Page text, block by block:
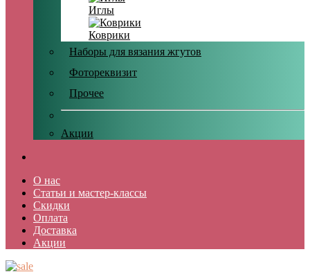
Иглы
Коврики
Наборы для вязания жгутов
Фотореквизит
Прочее
Акции
О нас
Статьи и мастер-классы
Скидки
Оплата
Доставка
Акции